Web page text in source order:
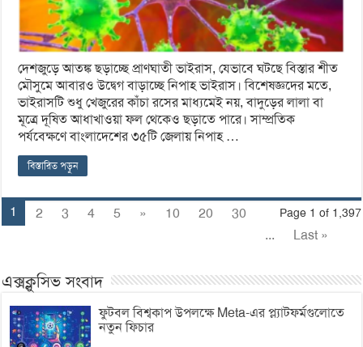
দেশজুড়ে আতঙ্ক ছড়াচ্ছে প্রাণঘাতী ভাইরাস, যেভাবে ঘটছে বিস্তার শীত
মৌসুমে আবারও উদ্বেগ বাড়াচ্ছে নিপাহ ভাইরাস। বিশেষজ্ঞদের মতে,
ভাইরাসটি শুধু খেজুরের কাঁচা রসের মাধ্যমেই নয়, বাদুড়ের লালা বা
মূত্রে দূষিত আধাখাওয়া ফল থেকেও ছড়াতে পারে। সাম্প্রতিক
পর্যবেক্ষণে বাংলাদেশের ৩৫টি জেলায় নিপাহ …
বিস্তারিত পড়ুন
Page 1 of 1,397
1 2 3 4 5 » 10 20
30
...
Last »
এক্সক্লুসিভ সংবাদ
ফুটবল বিশ্বকাপ উপলক্ষে Meta-এর প্ল্যাটফর্মগুলোতে
নতুন ফিচার